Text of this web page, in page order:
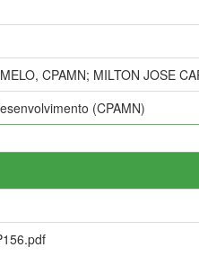
CPAMN; MILTON JOSE
(CPAMN)